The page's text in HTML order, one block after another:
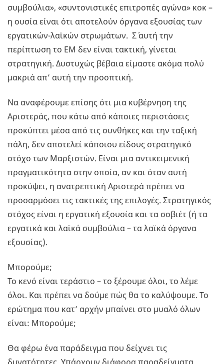
συμβούλια», «συντονιστικές επιτροπές αγώνα» κοκ –
η ουσία είναι ότι αποτελούν όργανα εξουσίας των
εργατικών-λαϊκών στρωμάτων. Σ΄ αυτή την
περίπτωση το ΕΜ δεν είναι τακτική, γίνεται
στρατηγική. Δυστυχώς βέβαια είμαστε ακόμα πολύ
μακριά απ’ αυτή την προοπτική.
Να αναφέρουμε επίσης ότι μια κυβέρνηση της
Αριστεράς, που κάτω από κάποιες περιστάσεις
προκύπτει μέσα από τις συνθήκες και την ταξική
πάλη, δεν αποτελεί κάποιου είδους στρατηγικό
στόχο των Μαρξιστών. Είναι μια αντικειμενική
πραγματικότητα στην οποία, αν και όταν αυτή
προκύψει, η ανατρεπτική Αριστερά πρέπει να
προσαρμόσει τις τακτικές της επιλογές. Στρατηγικός
στόχος είναι η εργατική εξουσία και τα σοβιέτ (ή τα
εργατικά και λαϊκά συμβούλια – τα λαϊκά όργανα
εξουσίας).
Μπορούμε;
Το κενό είναι τεράστιο – το ξέρουμε όλοι, το λέμε
όλοι. Και πρέπει να δούμε πώς θα το καλύψουμε. Το
ερώτημα που κατ’ αρχήν μπαίνει στο μυαλό όλων
είναι: Μπορούμε;
Θα φέρω ένα παράδειγμα που δείχνει τις